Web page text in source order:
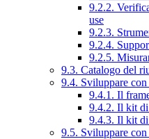
9.2.2.
use
9.2.3.
9.2.4.
9.2.5.
9.3. Catalogo del
9.4. Sviluppare
9.4.1. Il
9.4.2. Il kit
9.4.3. Il kit
9.5. Sviluppare